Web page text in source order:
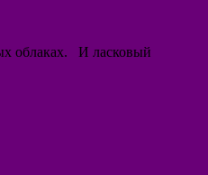
облаках. И ласковый